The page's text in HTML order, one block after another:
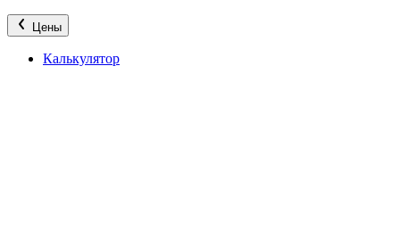
Цены
Калькулятор